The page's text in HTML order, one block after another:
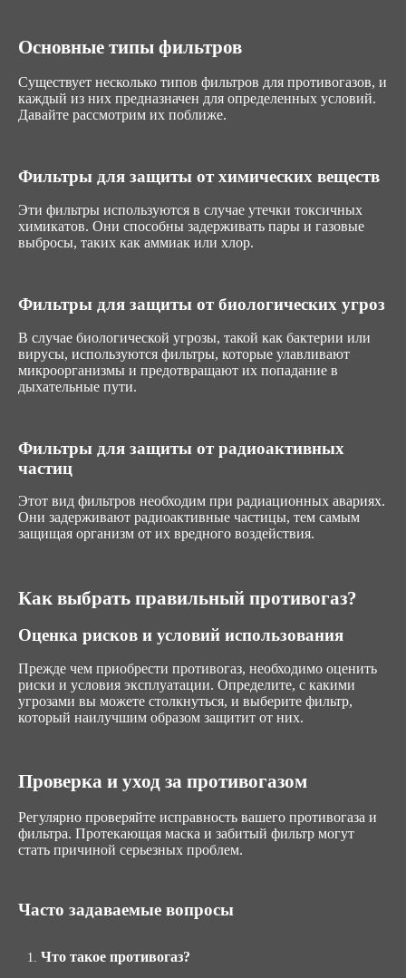
Основные типы фильтров
Существует несколько типов фильтров для противогазов, и
каждый из них предназначен для определенных условий.
Давайте рассмотрим их поближе.
Фильтры для защиты от химических веществ
Эти фильтры используются в случае утечки токсичных
химикатов. Они способны задерживать пары и газовые
выбросы, таких как аммиак или хлор.
Фильтры для защиты от биологических угроз
В случае биологической угрозы, такой как бактерии или
вирусы, используются фильтры, которые улавливают
микроорганизмы и предотвращают их попадание в
дыхательные пути.
Фильтры для защиты от радиоактивных
частиц
Этот вид фильтров необходим при радиационных авариях.
Они задерживают радиоактивные частицы, тем самым
защищая организм от их вредного воздействия.
Как выбрать правильный противогаз?
Оценка рисков и условий использования
Прежде чем приобрести противогаз, необходимо оценить
риски и условия эксплуатации. Определите, с какими
угрозами вы можете столкнуться, и выберите фильтр,
который наилучшим образом защитит от них.
Проверка и уход за противогазом
Регулярно проверяйте исправность вашего противогаза и
фильтра. Протекающая маска и забитый фильтр могут
стать причиной серьезных проблем.
Часто задаваемые вопросы
Что такое противогаз?